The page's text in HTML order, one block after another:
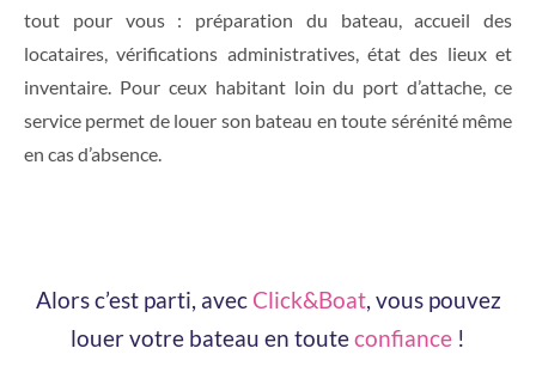
tout pour vous : préparation du bateau, accueil des
locataires, vérifications administratives, état des lieux et
inventaire. Pour ceux habitant loin du port d’attache, ce
service permet de louer son bateau en toute sérénité même
en cas d’absence.
Alors c’est parti, avec Click&Boat, vous pouvez
louer votre bateau en touteconfiance !